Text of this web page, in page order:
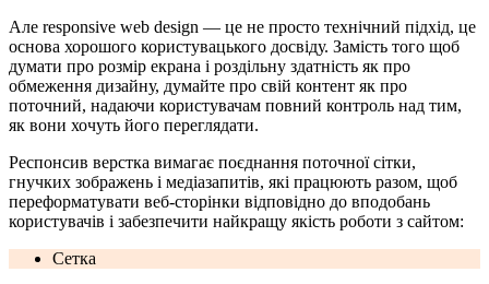
Але responsive web design — це не просто технічний підхід, це
основа хорошого користувацького досвіду. Замість того щоб
думати про розмір екрана і роздільну здатність як про
обмеження дизайну, думайте про свій контент як про
поточний, надаючи користувачам повний контроль над тим,
як вони хочуть його переглядати.
Респонсив верстка вимагає поєднання поточної сітки,
гнучких зображень і медіазапитів, які працюють разом, щоб
переформатувати веб-сторінки відповідно до вподобань
користувачів і забезпечити найкращу якість роботи з сайтом:
Сетка